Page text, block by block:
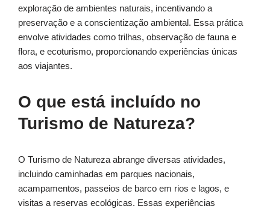
exploração de ambientes naturais, incentivando a
preservação e a conscientização ambiental. Essa prática
envolve atividades como trilhas, observação de fauna e
flora, e ecoturismo, proporcionando experiências únicas
aos viajantes.
O que está incluído no
Turismo de Natureza?
O Turismo de Natureza abrange diversas atividades,
incluindo caminhadas em parques nacionais,
acampamentos, passeios de barco em rios e lagos, e
visitas a reservas ecológicas. Essas experiências